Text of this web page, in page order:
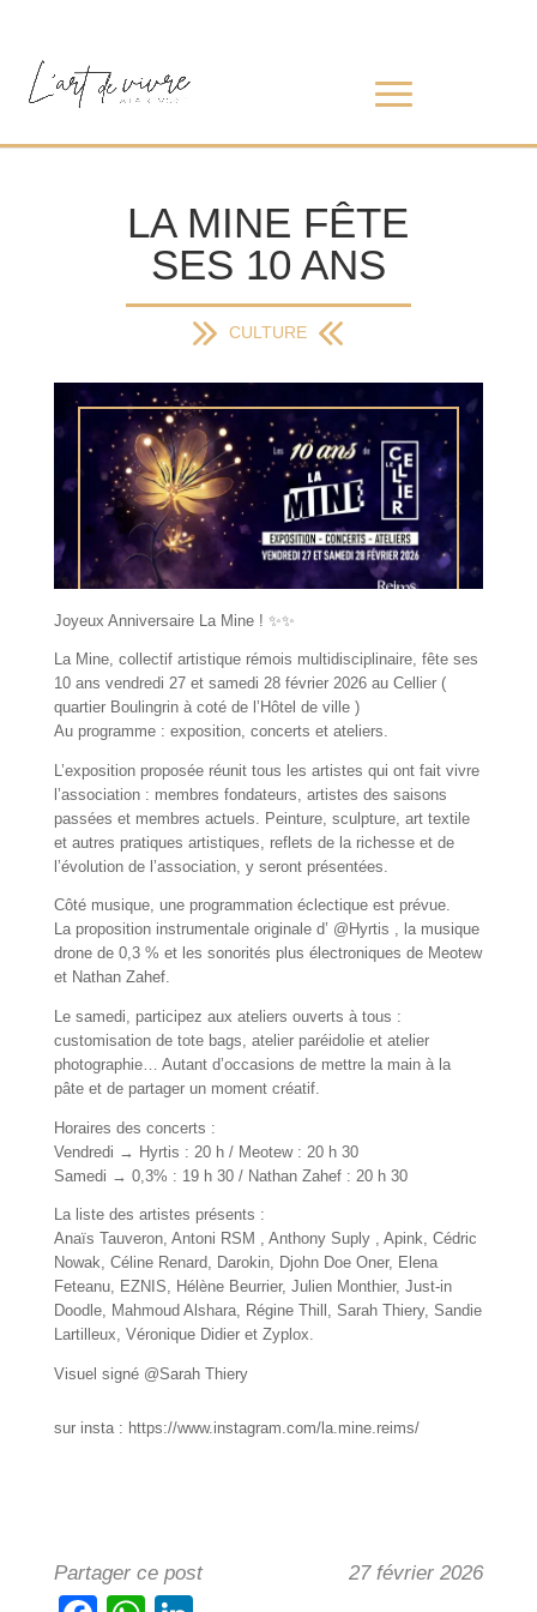
LA MINE FÊTE
SES 10 ANS
CULTURE
Joyeux Anniversaire La Mine! ✨✨
La Mine, collectif artistique rémois multidisciplinaire, fête ses
10 ans vendredi 27 et samedi 28 février 2026 au Cellier (
quartier Boulingrin à coté de l’Hôtel de ville )
Au programme : exposition, concerts et ateliers.
L’exposition proposée réunit tous les artistes qui ont fait vivre
l’association : membres fondateurs, artistes des saisons
passées et membres actuels. Peinture, sculpture, art textile
et autres pratiques artistiques, reflets de la richesse et de
l’évolution de l’association, y seront présentées.
Côté musique, une programmation éclectique est prévue.
La proposition instrumentale originale d’ @Hyrtis , la musique
drone de 0,3 % et les sonorités plus électroniques de Meotew
et Nathan Zahef.
Le samedi, participez aux ateliers ouverts à tous :
customisation de tote bags, atelier paréidolie et atelier
photographie… Autant d’occasions de mettre la main à la
pâte et de partager un moment créatif.
Horaires des concerts :
Vendredi → Hyrtis : 20 h / Meotew : 20 h 30
Samedi → 0,3% : 19 h 30 / Nathan Zahef : 20 h 30
La liste des artistes présents :
Anaïs Tauveron, Antoni RSM , Anthony Suply , Apink, Cédric
Nowak, Céline Renard, Darokin, Djohn Doe Oner, Elena
Feteanu, EZNIS, Hélène Beurrier, Julien Monthier, Just-in
Doodle, Mahmoud Alshara, Régine Thill, Sarah Thiery, Sandie
Lartilleux, Véronique Didier et Zyplox.
Visuel signé @Sarah Thiery
sur insta : https://www.instagram.com/la.mine.reims/
Partager ce post 27 février 2026